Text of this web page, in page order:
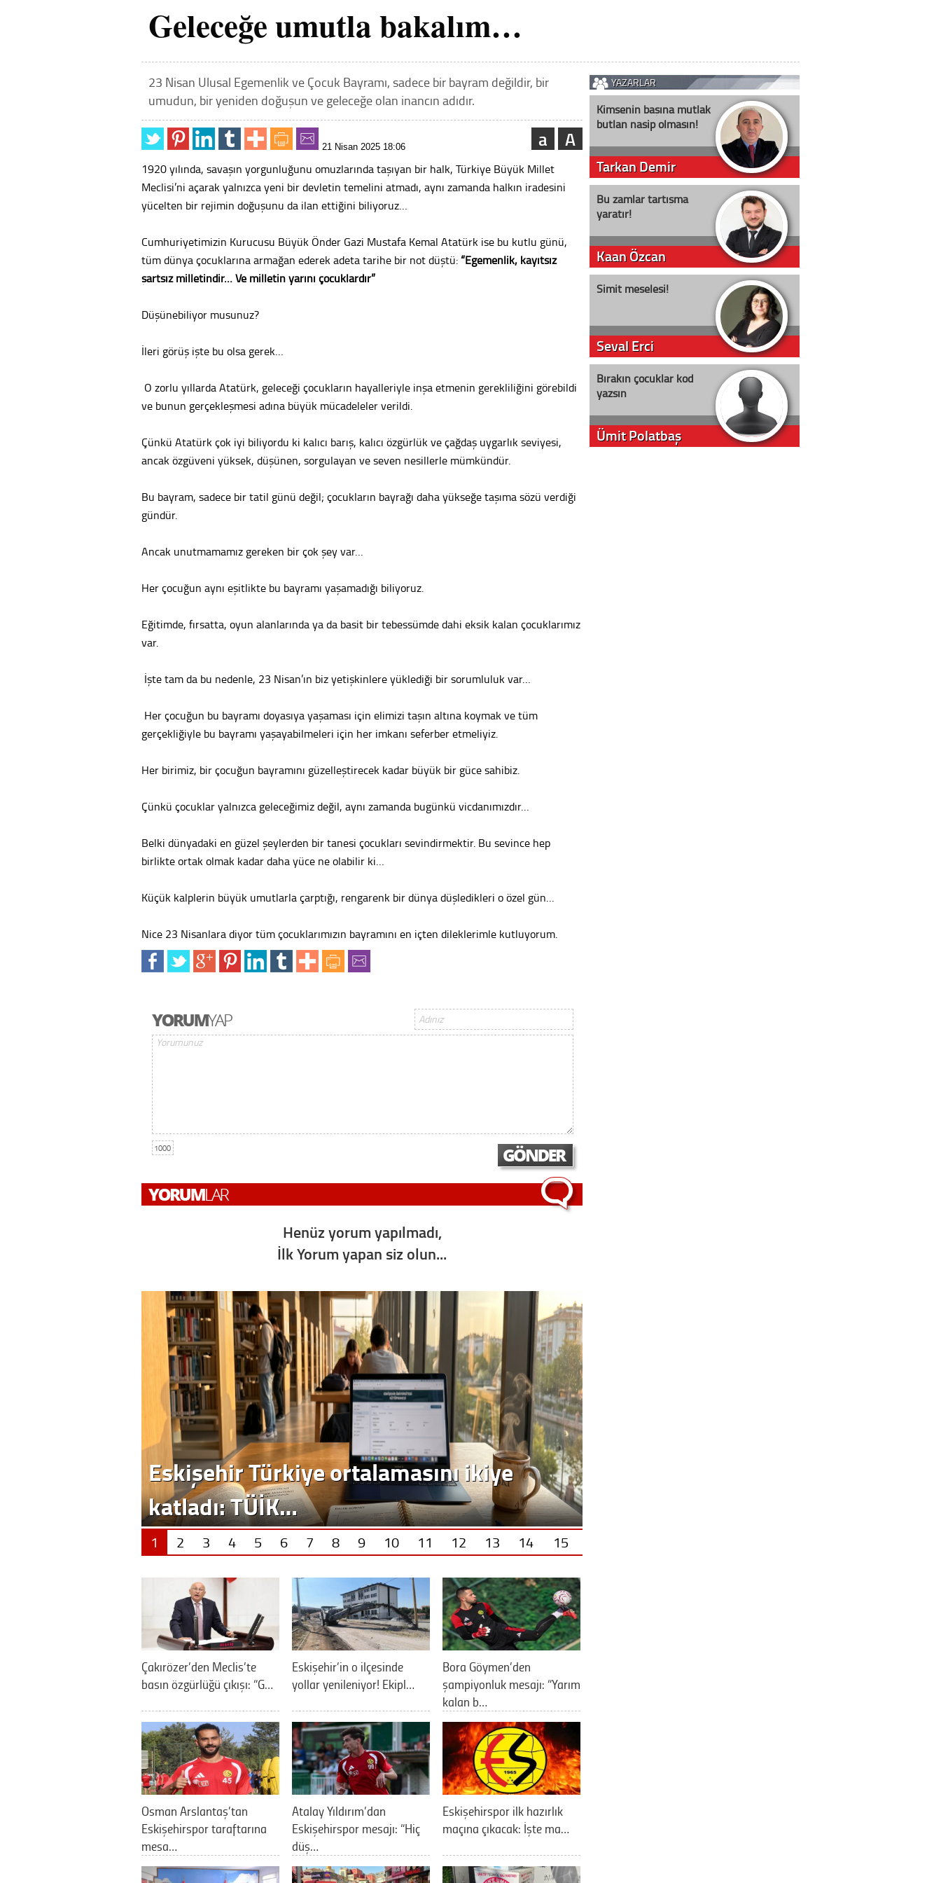
Geleceğe umutla bakalım…
23 Nisan Ulusal Egemenlik ve Çocuk Bayramı, sadece bir bayram değildir, bir
umudun, bir yeniden doğuşun ve geleceğe olan inancın adıdır.
21 Nisan 2025 18:06 A
a
1920 yılında, savaşın yorgunluğunu omuzlarında taşıyan bir halk, Türkiye Büyük Millet
Meclisi’ni açarak yalnızca yeni bir devletin temelini atmadı, aynı zamanda halkın iradesini
yücelten bir rejimin doğuşunu da ilan ettiğini biliyoruz…
Cumhuriyetimizin Kurucusu Büyük Önder Gazi Mustafa Kemal Atatürk ise bu kutlu günü,
tüm dünya çocuklarına armağan ederek adeta tarihe bir not düştü:“Egemenlik, kayıtsız
şartsız milletindir… Ve milletin yarını çocuklardır”
Düşünebiliyor musunuz?
İleri görüş işte bu olsa gerek…
O zorlu yıllarda Atatürk, geleceği çocukların hayalleriyle inşa etmenin gerekliliğini görebildi
ve bunun gerçekleşmesi adına büyük mücadeleler verildi.
Çünkü Atatürk çok iyi biliyordu ki kalıcı barış, kalıcı özgürlük ve çağdaş uygarlık seviyesi,
ancak özgüveni yüksek, düşünen, sorgulayan ve seven nesillerle mümkündür.
Bu bayram, sadece bir tatil günü değil; çocukların bayrağı daha yükseğe taşıma sözü verdiği
gündür.
Ancak unutmamamız gereken bir çok şey var…
Her çocuğun aynı eşitlikte bu bayramı yaşamadığı biliyoruz.
Eğitimde, fırsatta, oyun alanlarında ya da basit bir tebessümde dahi eksik kalan çocuklarımız
var.
İşte tam da bu nedenle, 23 Nisan’ın biz yetişkinlere yüklediği bir sorumluluk var…
Her çocuğun bu bayramı doyasıya yaşaması için elimizi taşın altına koymak ve tüm
gerçekliğiyle bu bayramı yaşayabilmeleri için her imkanı seferber etmeliyiz.
Her birimiz, bir çocuğun bayramını güzelleştirecek kadar büyük bir güce sahibiz.
Çünkü çocuklar yalnızca geleceğimiz değil, aynı zamanda bugünkü vicdanımızdır…
Belki dünyadaki en güzel şeylerden bir tanesi çocukları sevindirmektir. Bu sevince hep
birlikte ortak olmak kadar daha yüce ne olabilir ki…
Küçük kalplerin büyük umutlarla çarptığı, rengarenk bir dünya düşledikleri o özel gün…
Nice 23 Nisanlara diyor tüm çocuklarımızın bayramını en içten dileklerimle kutluyorum.
1000
Henüz yorum yapılmadı,
İlk Yorum yapan siz olun...
Eskişehir Türkiye ortalamasını ikiye
katladı: TÜİK…
1 2 3 4 5 6 7 8 9 10 11 12 13 14 15
Çakırözer’den Meclis’te
basın özgürlüğü çıkışı: “G…
Eskişehir’in o ilçesinde
yollar yenileniyor! Ekipl…
Bora Göymen’den
şampiyonluk mesajı: “Yarım
kalan b…
Osman Arslantaş’tan
Eskişehirspor taraftarına
mesa…
Atalay Yıldırım’dan
Eskişehirspor mesajı: “Hiç
düş…
Eskişehirspor ilk hazırlık
maçına çıkacak: İşte ma…
YAZARLAR
Kimsenin başına mutlak
butlan nasip olmasın!
Tarkan Demir
Bu zamlar tartışma
yaratır!
Kaan Özcan
Simit meselesi!
Seval Erci
Bırakın çocuklar kod
yazsın
Ümit Polatbaş